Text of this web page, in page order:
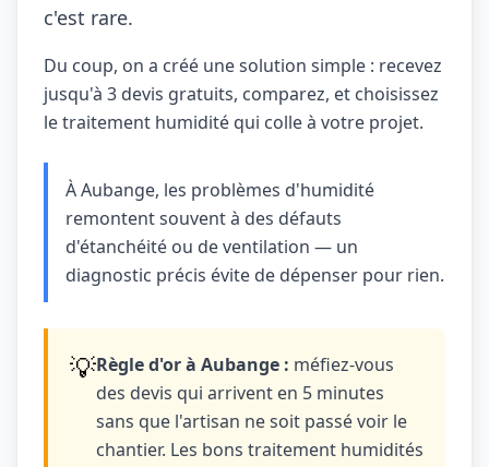
c'est rare.
Du coup, on a créé une solution simple : recevez
jusqu'à 3 devis gratuits, comparez, et choisissez
le traitement humidité qui colle à votre projet.
À Aubange, les problèmes d'humidité
remontent souvent à des défauts
d'étanchéité ou de ventilation — un
diagnostic précis évite de dépenser pour rien.
💡Règle d'or à Aubange : méfiez-vous
des devis qui arrivent en 5 minutes
sans que l'artisan ne soit passé voir le
chantier. Les bons traitement humidités